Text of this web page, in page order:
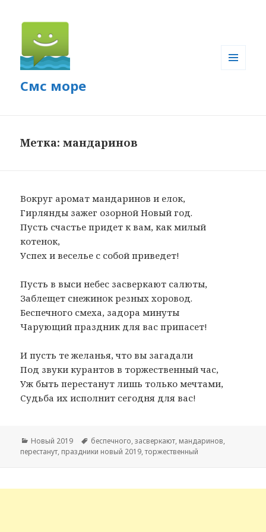
Смс море
Метка: мандаринов
Вокруг аромат мандаринов и елок,
Гирлянды зажег озорной Новый год.
Пусть счастье придет к вам, как милый
котенок,
Успех и веселье с собой приведет!
Пусть в выси небес засверкают салюты,
Заблещет снежинок резных хоровод.
Беспечного смеха, задора минуты
Чарующий праздник для вас припасет!
И пусть те желанья, что вы загадали
Под звуки курантов в торжественный час,
Уж быть перестанут лишь только мечтами,
Судьба их исполнит сегодня для вас!
Рубрики
Новый 2019 Метки
беспечного,засверкают, мандаринов,
перестанут, праздники новый 2019,торжественный